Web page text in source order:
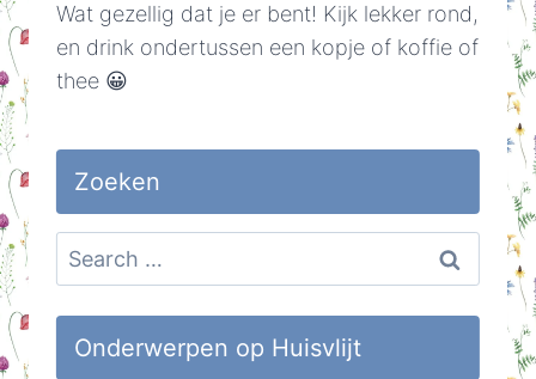
Wat gezellig dat je er bent! Kijk lekker rond,
en drink ondertussen een kopje of koffie of
thee 😀
Zoeken
Search
for:
Onderwerpen op Huisvlijt